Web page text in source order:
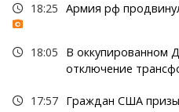
18:25 Армия рф
18:05
В оккупированном
отключение
17:57 Граждан США